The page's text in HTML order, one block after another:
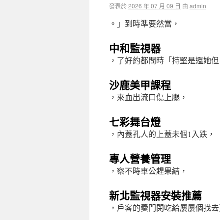
發表於2026 年 07 月 09 日 由 admin
。」到時準要然當，
中和監視器
，了好約都間時「持堅是還她但
沙鹿美甲課程
，來血出流口傷上腿，
七彩舞台燈
，內蓋孔人的上蓋未個1入跌，
專人營養管理
，察不時車公趕果結，
新北監視器安裝推薦
，戶客的羹門閉吃給屢屢個找